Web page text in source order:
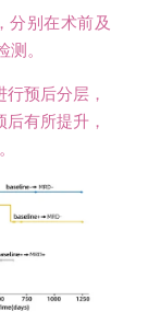
分别在术前及
测。
预后分层，
有所提升，